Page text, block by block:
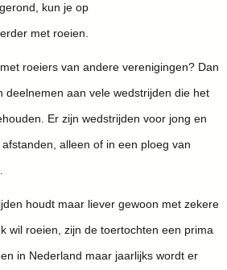
kun je op
met roeien.
roeiers van andere verenigingen? Dan
deelnemen aan vele wedstrijden die het
Er zijn wedstrijden voor jong en
alleen of in een ploeg van
houdt maar liever gewoon met zekere
wil roeien, zijn de toertochten een prima
in Nederland maar jaarlijks wordt er